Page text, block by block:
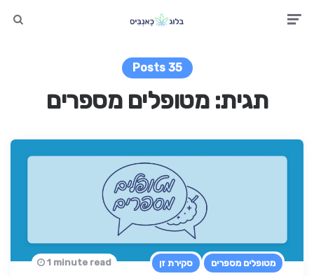
35 Posts
תגית:מטופלים מספרים
מטופלים מספרים סקירת זן 1 minute read